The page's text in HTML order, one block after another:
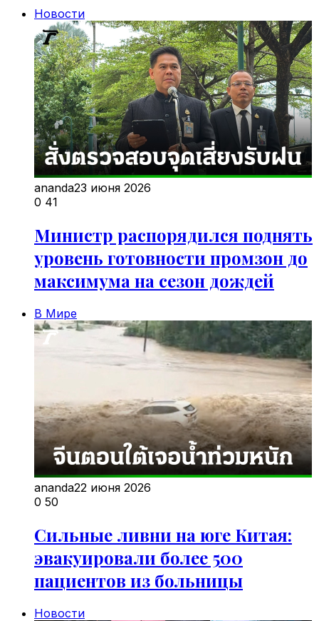
Новости
ananda23 июня 2026
0 41
Министр распорядился поднять
уровень готовности промзон до
максимума на сезон дождей
В Мире
ananda22 июня 2026
0 50
Сильные ливни на юге Китая:
эвакуировали более 500
пациентов из больницы
Новости